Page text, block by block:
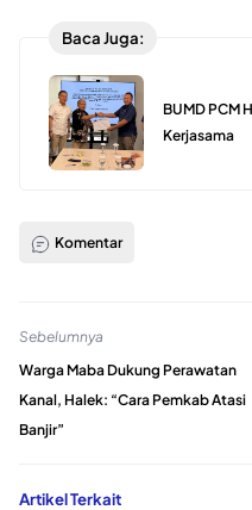
Baca Juga:
BUMD PCM
Kerjasama
Komentar
Sebelumnya
Warga Maba Dukung Perawatan
Kanal, Halek: “Cara Pemkab Atasi
Banjir”
Artikel Terkait